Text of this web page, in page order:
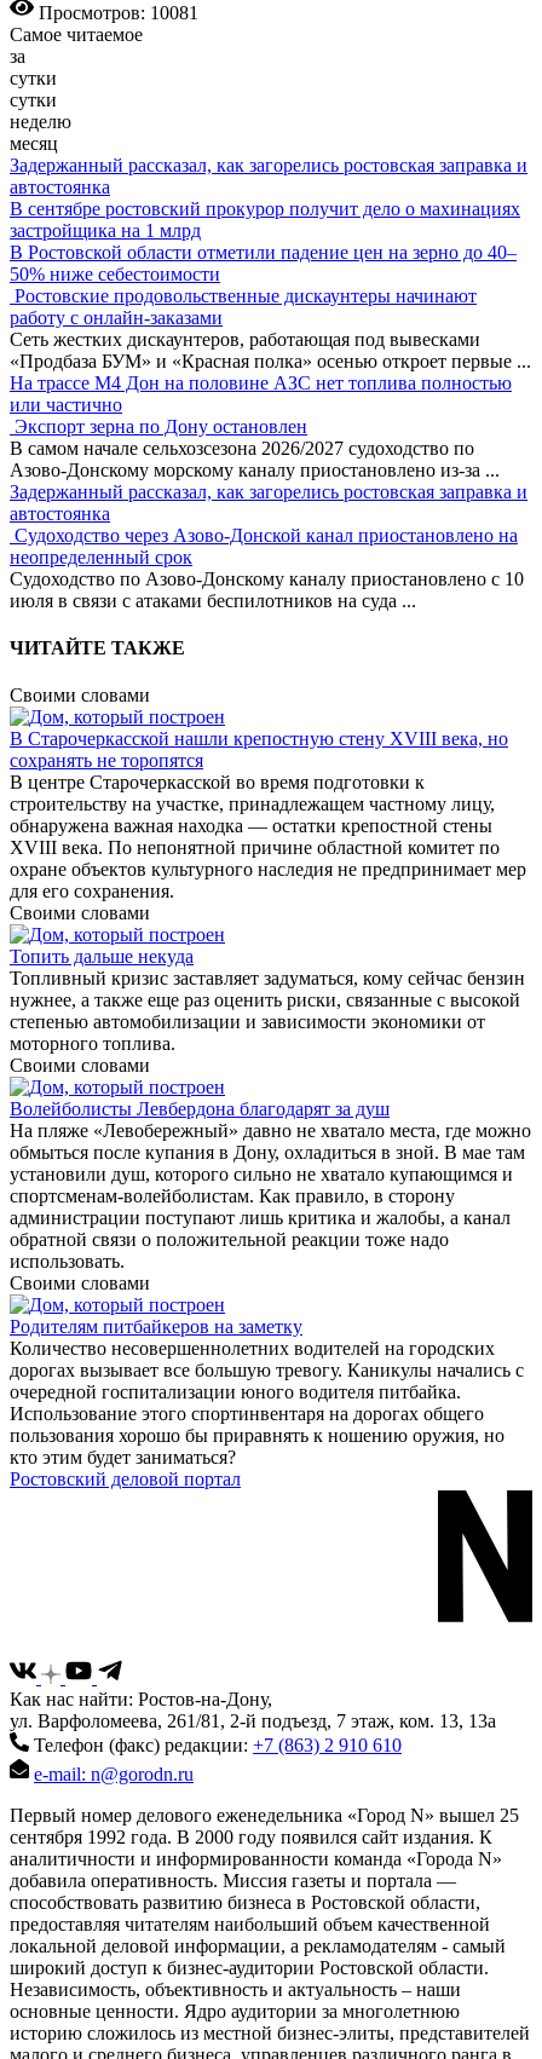
Просмотров: 10081
Самое читаемое
за
сутки
сутки
неделю
месяц
Задержанный рассказал, как загорелись ростовская заправка и
автостоянка
В сентябре ростовский прокурор получит дело о махинациях
застройщика на 1 млрд
В Ростовской области отметили падение цен на зерно до 40–
50% ниже себестоимости
Ростовские продовольственные дискаунтеры начинают
работу с онлайн-заказами
Сеть жестких дискаунтеров, работающая под вывесками
«Продбаза БУМ» и «Красная полка» осенью откроет первые ...
На трассе М4 Дон на половине АЗС нет топлива полностью
или частично
Экспорт зерна по Дону остановлен
В самом начале сельхозсезона 2026/2027 судоходство по
Азово-Донскому морскому каналу приостановлено из-за ...
Задержанный рассказал, как загорелись ростовская заправка и
автостоянка
Судоходство через Азово-Донской канал приостановлено на
неопределенный срок
Судоходство по Азово-Донскому каналу приостановлено с 10
июля в связи с атаками беспилотников на суда ...
ЧИТАЙТЕ ТАКЖЕ
Своими словами
В Старочеркасской нашли крепостную стену XVIII века, но
сохранять не торопятся
В центре Старочеркасской во время подготовки к
строительству на участке, принадлежащем частному лицу,
обнаружена важная находка — остатки крепостной стены
XVIII века. По непонятной причине областной комитет по
охране объектов культурного наследия не предпринимает мер
для его сохранения.
Своими словами
Топить дальше некуда
Топливный кризис заставляет задуматься, кому сейчас бензин
нужнее, а также еще раз оценить риски, связанные с высокой
степенью автомобилизации и зависимости экономики от
моторного топлива.
Своими словами
Волейболисты Левбердона благодарят за душ
На пляже «Левобережный» давно не хватало места, где можно
обмыться после купания в Дону, охладиться в зной. В мае там
установили душ, которого сильно не хватало купающимся и
спортсменам-волейболистам. Как правило, в сторону
администрации поступают лишь критика и жалобы, а канал
обратной связи о положительной реакции тоже надо
использовать.
Своими словами
Родителям питбайкеров на заметку
Количество несовершеннолетних водителей на городских
дорогах вызывает все большую тревогу. Каникулы начались с
очередной госпитализации юного водителя питбайка.
Использование этого спортинвентаря на дорогах общего
пользования хорошо бы приравнять к ношению оружия, но
кто этим будет заниматься?
Ростовский деловой портал
Как нас найти: Ростов-на-Дону,
ул. Варфоломеева, 261/81, 2-й подъезд, 7 этаж, ком. 13, 13а
Телефон (факс) редакции: +7 (863) 2 910 610
e-mail: n@gorodn.ru
Первый номер делового еженедельника «Город N» вышел 25
сентября 1992 года. В 2000 году появился сайт издания. К
аналитичности и информированности команда «Города N»
добавила оперативность. Миссия газеты и портала —
способствовать развитию бизнеса в Ростовской области,
предоставляя читателям наибольший объем качественной
локальной деловой информации, а рекламодателям - самый
широкий доступ к бизнес-аудитории Ростовской области.
Независимость, объективность и актуальность – наши
основные ценности. Ядро аудитории за многолетнюю
историю сложилось из местной бизнес-элиты, представителей
малого и среднего бизнеса, управленцев различного ранга в